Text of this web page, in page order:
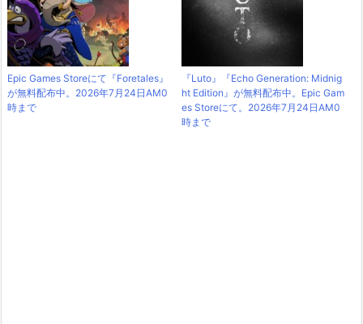
Epic Games Storeにて『Foretales』
が無料配布中。2026年7月24日AM0
時まで
『Luto』『Echo Generation: Midnig
ht Edition』が無料配布中。Epic Gam
es Storeにて。2026年7月24日AM0
時まで